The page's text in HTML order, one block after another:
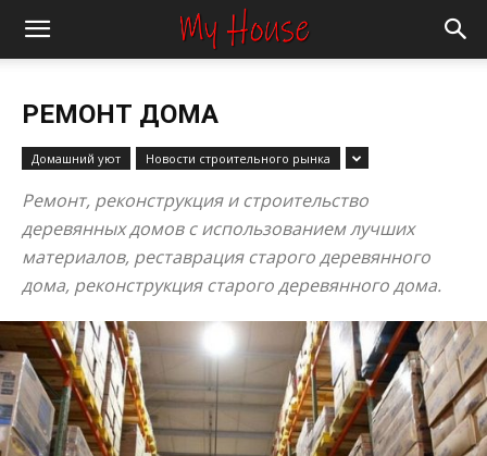
РЕМОНТ ДОМА
Домашний уют Новости строительного рынка
Ремонт, реконструкция и строительство
деревянных домов с использованием лучших
материалов, реставрация старого деревянного
дома, реконструкция старого деревянного дома.